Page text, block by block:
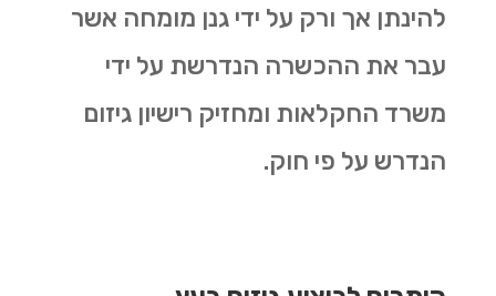
להינתן אך ורק על ידי גנן מומחה אשר
עבר את ההכשרה הנדרשת על ידי
משרד החקלאות ומחזיק רישיון גיזום
הנדרש על פי חוק.